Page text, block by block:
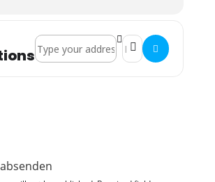
Address - BL FC Bayern : VfB Stuttgart
Destination